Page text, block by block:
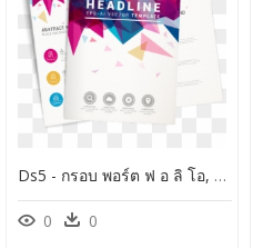
Ds5 - กรอบ พอร์ต ฟ อ ลิ โอ, HD Png Download
0 0